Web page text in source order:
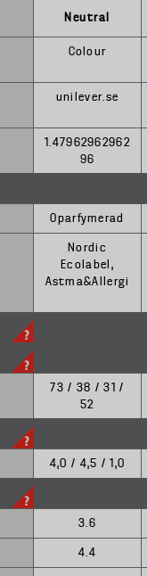
Neutral
Colour
unilever.se
1.47962962962
96
Oparfymerad
Nordic
Ecolabel,
Astma&Allergi
73 / 38 / 31 /
52
4,0 / 4,5 / 1,0
3.6
4.4